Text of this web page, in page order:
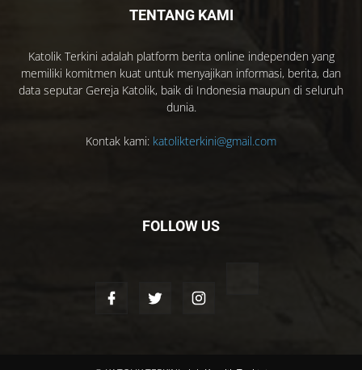
TENTANG KAMI
Katolik Terkini adalah platform berita online independen yang
memiliki komitmen kuat untuk menyajikan informasi, berita, dan
data seputar Gereja Katolik, baik di Indonesia maupun di seluruh
dunia.
Kontak kami: katolikterkini@gmail.com
FOLLOW US